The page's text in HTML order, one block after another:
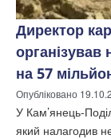
Директор
організував
на 57
Опубліковано
У Кам’янець-
який налагодив